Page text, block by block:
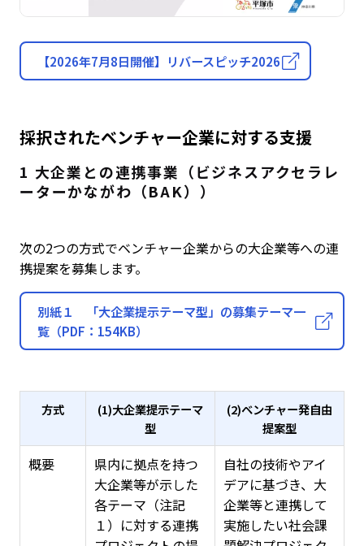
【2026年7月8日開催】リバースピッチ2026
採択されたベンチャー企業に対する支援
1 大企業との連携事業（ビジネスアクセラレ
ーターかながわ（BAK））
次の2つの方式でベンチャー企業からの大企業等への連
携提案を募集します。
別紙１ 「大企業提示テーマ型」の募集テーマ一
覧（PDF：154KB）
方式
(1)大企業提示テーマ
型
(2)ベンチャー発自由
提案型
概要
県内に拠点を持つ
大企業等が示した
各テーマ（注記
１）に対する連携
自社の技術やアイ
デアに基づき、大
企業等と連携して
実施したい社会課